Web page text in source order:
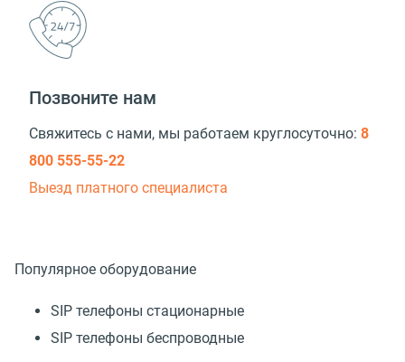
Позвоните нам
Свяжитесь с нами, мы работаем круглосуточно: 8
800 555-55-22
Выезд платного специалиста
Популярное оборудование
SIP телефоны стационарные
SIP телефоны беспроводные